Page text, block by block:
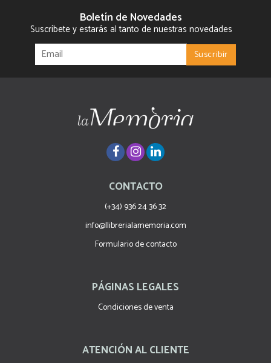
Boletín de Novedades
Suscríbete y estarás al tanto de nuestras novedades
CONTACTO
(+34) 936 24 36 32
info@llibrerialamemoria.com
Formulario de contacto
PÁGINAS LEGALES
Condiciones de venta
ATENCIÓN AL CLIENTE